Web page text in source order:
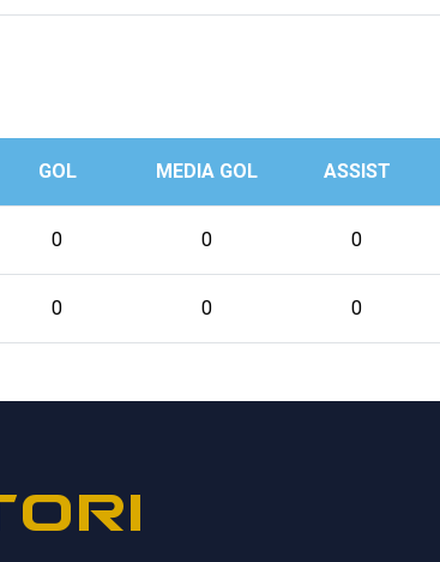
GOL MEDIA GOL ASSIST
0 0 0
0 0 0